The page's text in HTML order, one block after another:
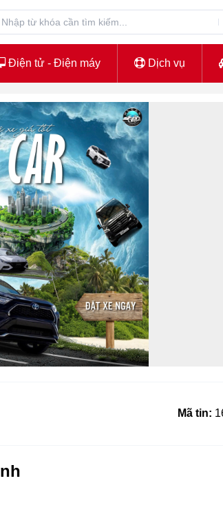
Điện tử - Điện máy Dịch vụ
Mã tin: